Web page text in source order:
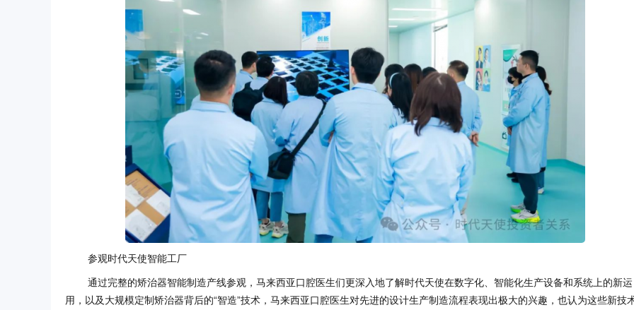
参观时代天使智能工厂
通过完整的矫治器智能制造产线参观，马来西亚口腔医生们更深入地了解时代天使在数字化、智能化生产设备和系统上的新运
用，以及大规模定制矫治器背后的“智造”技术，马来西亚口腔医生对先进的设计生产制造流程表现出极大的兴趣，也认为这些新技